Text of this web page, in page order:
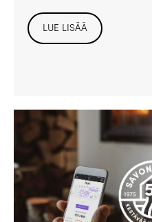
LUE LISÄÄ